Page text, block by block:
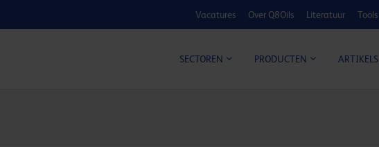
Vacatures Over Q8Oils Literatuur Tools
SECTOREN PRODUCTEN ARTIKELS